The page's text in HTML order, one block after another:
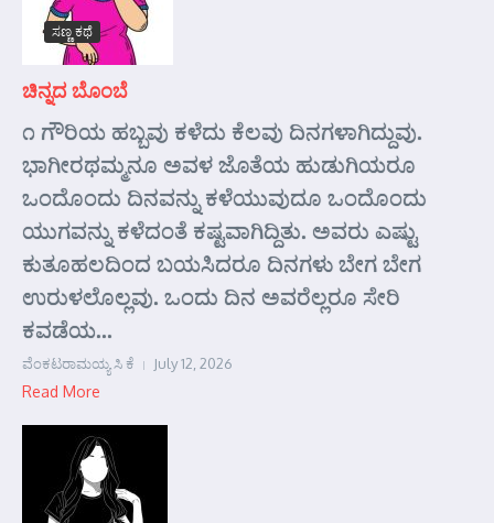
ಸಣ್ಣ ಕಥೆ
ಚಿನ್ನದ ಬೊಂಬೆ
೧ ಗೌರಿಯ ಹಬ್ಬವು ಕಳೆದು ಕೆಲವು ದಿನಗಳಾಗಿದ್ದುವು.
ಭಾಗೀರಥಮ್ಮನೂ ಅವಳ ಜೊತೆಯ ಹುಡುಗಿಯರೂ
ಒಂದೊಂದು ದಿನವನ್ನು ಕಳೆಯುವುದೂ ಒಂದೊಂದು
ಯುಗವನ್ನು ಕಳೆದಂತೆ ಕಷ್ಟವಾಗಿದ್ದಿತು. ಅವರು ಎಷ್ಟು
ಕುತೂಹಲದಿಂದ ಬಯಸಿದರೂ ದಿನಗಳು ಬೇಗ ಬೇಗ
ಉರುಳಲೊಲ್ಲವು. ಒಂದು ದಿನ ಅವರೆಲ್ಲರೂ ಸೇರಿ
ಕವಡೆಯ...
ವೆಂಕಟರಾಮಯ್ಯ ಸಿ ಕೆ July 12, 2026
Read More